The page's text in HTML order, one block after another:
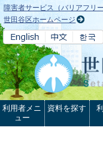
本文へ
障害者サービス（バリアフリ
世田谷区ホームページ
利用者メニ
ュー
資料を探す